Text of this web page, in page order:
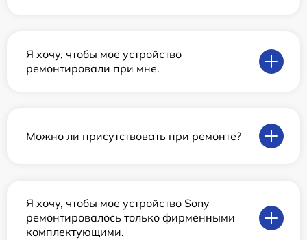
Я хочу, чтобы мое устройство
ремонтировали при мне.
Можно ли присутствовать при ремонте?
Я хочу, чтобы мое устройство Sony
ремонтировалось только фирменными
комплектующими.